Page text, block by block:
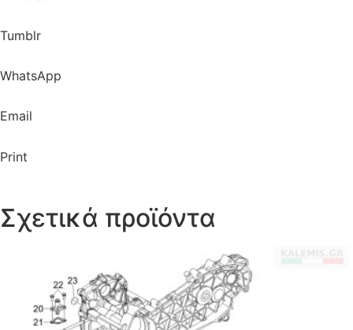
Tumblr
WhatsApp
Email
Print
Σχετικά προϊόντα